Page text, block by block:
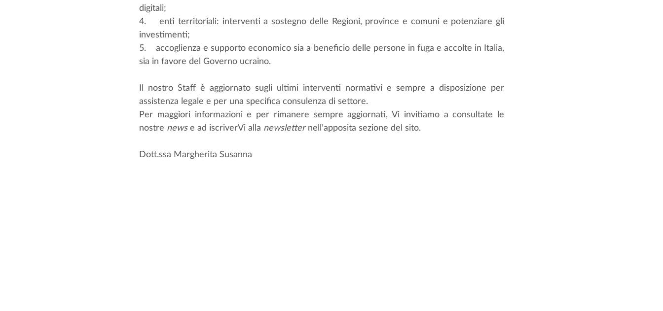
digitali;
4.    enti territoriali: interventi a sostegno delle Regioni, province e comuni e potenziare gli
investimenti;
5.    accoglienza e supporto economico sia a beneficio delle persone in fuga e accolte in Italia,
sia in favore del Governo ucraino.
Il nostro Staff è aggiornato sugli ultimi interventi normativi e sempre a disposizione per
assistenza legale e per una specifica consulenza di settore.
Per maggiori informazioni e per rimanere sempre aggiornati, Vi invitiamo a consultate le
nostre news e ad iscriverVi alla newsletter nell’apposita sezione del sito.
Dott.ssa Margherita Susanna